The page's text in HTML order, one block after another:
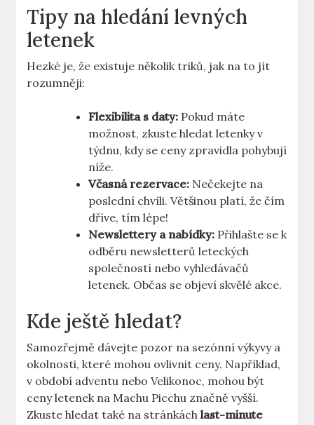
Tipy na hledání levných
letenek
Hezké je, že existuje několik triků, jak na to jít
rozumněji:
Flexibilita s daty: Pokud máte
možnost, zkuste hledat letenky v
týdnu, kdy se ceny zpravidla pohybují
níže.
Včasná rezervace: Nečekejte na
poslední chvíli. Většinou platí, že čím
dříve, tím lépe!
Newslettery a nabídky: Přihlašte se k
odběru newsletterů leteckých
společností nebo vyhledávačů
letenek. Občas se objeví skvělé akce.
Kde ještě hledat?
Samozřejmě dávejte pozor na sezónní výkyvy a
okolnosti, které mohou ovlivnit ceny. Například,
v období adventu nebo Velikonoc, mohou být
ceny letenek na Machu Picchu značně vyšší.
Zkuste hledat také na stránkáchlast-minute